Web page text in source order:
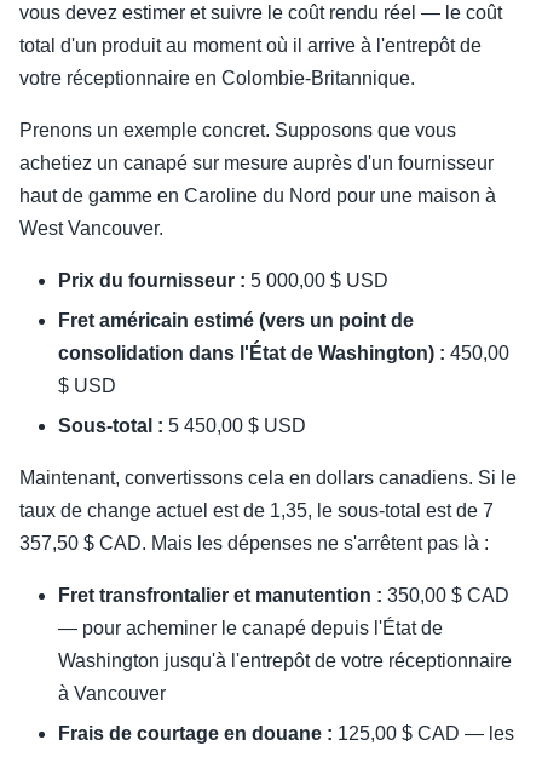
vous devez estimer et suivre le coût rendu réel — le coût
total d'un produit au moment où il arrive à l'entrepôt de
votre réceptionnaire en Colombie-Britannique.
Prenons un exemple concret. Supposons que vous
achetiez un canapé sur mesure auprès d'un fournisseur
haut de gamme en Caroline du Nord pour une maison à
West Vancouver.
Prix du fournisseur : 5 000,00 $ USD
Fret américain estimé (vers un point de
consolidation dans l'État de Washington) : 450,00
$ USD
Sous-total : 5 450,00 $ USD
Maintenant, convertissons cela en dollars canadiens. Si le
taux de change actuel est de 1,35, le sous-total est de 7
357,50 $ CAD. Mais les dépenses ne s'arrêtent pas là :
Fret transfrontalier et manutention : 350,00 $ CAD
— pour acheminer le canapé depuis l'État de
Washington jusqu'à l'entrepôt de votre réceptionnaire
à Vancouver
Frais de courtage en douane : 125,00 $ CAD — les